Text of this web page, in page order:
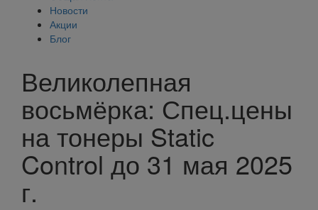
Новости
Акции
Блог
Великолепная
восьмёрка: Спец.цены
на тонеры Static
Control до 31 мая 2025
г.